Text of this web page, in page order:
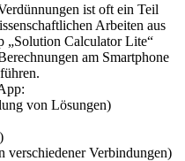
ist oft ein Teil
Arbeiten aus
„Solution Calculator Lite“
am Smartphone
von Lösungen)
Verbindungen)